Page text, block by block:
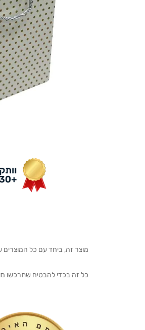
מוצר זה, ביחד עם כל המוצרים
כל זה בכדי להבטיח שתרכשו